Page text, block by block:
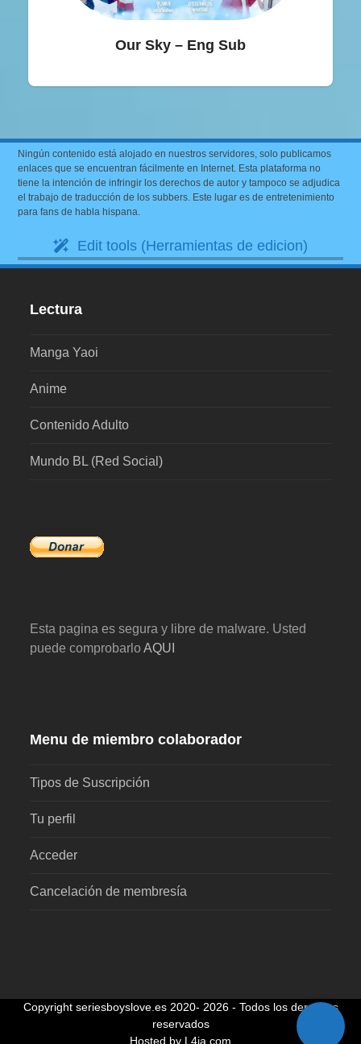
Our Sky – Eng Sub
Ningún contenido está alojado en nuestros servidores, solo publicamos
enlaces que se encuentran fácilmente en Internet. Esta plataforma no
tiene la intención de infringir los derechos de autor y tampoco se adjudica
el trabajo de traducción de los subbers. Este lugar es de entretenimiento
para fans de habla hispana.
Edit tools (Herramientas de edicion)
Lectura
Manga Yaoi
Anime
Contenido Adulto
Mundo BL (Red Social)
Esta pagina es segura y libre de malware. Usted
puede comprobarloAQUI
Menu de miembro colaborador
Tipos de Suscripción
Tu perfil
Acceder
Cancelación de membresía
Copyright seriesboyslove.es2020- 2026 - Todos los derechos
reservados
Hosted by L4ia.com